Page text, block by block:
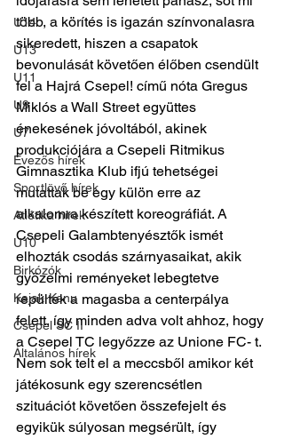
U14
U13
U11
U9
U7
Evezős hírek
Sportlövő hírek
Atlétika hírek
U10
Birkózók
Kajak-Kenu
Csepel SC II
Általános hírek
több, a körítés is igazán színvonalasra
sikeredett, hiszen a csapatok
bevonulását követően élőben csendült
fel a Hajrá Csepel! című nóta Gregus
Miklós a Wall Street együttes
énekesének jóvoltából, akinek
produkciójára a Csepeli Ritmikus
Gimnasztika Klub ifjú tehetségei
mutattak be egy külön erre az
alkalomra készített koreográfiát. A
Csepeli Galambtenyésztők ismét
elhozták csodás szárnyasaikat, akik
győzelmi reményeket lebegtetve
repültek a magasba a centerpálya
felett, így minden adva volt ahhoz, hogy
a Csepel TC legyőzze az Unione FC- t.
Nem sok telt el a meccsből amikor két
játékosunk egy szerencsétlen
szituációt követően összefejelt és
egyikük súlyosan megsérült, így